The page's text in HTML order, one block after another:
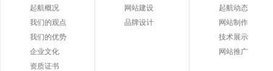
起航概况
我们的观点
我们的优势
企业文化
资质证书
网站建设
品牌设计
起航动态
网站制作
技术展示
网站推广